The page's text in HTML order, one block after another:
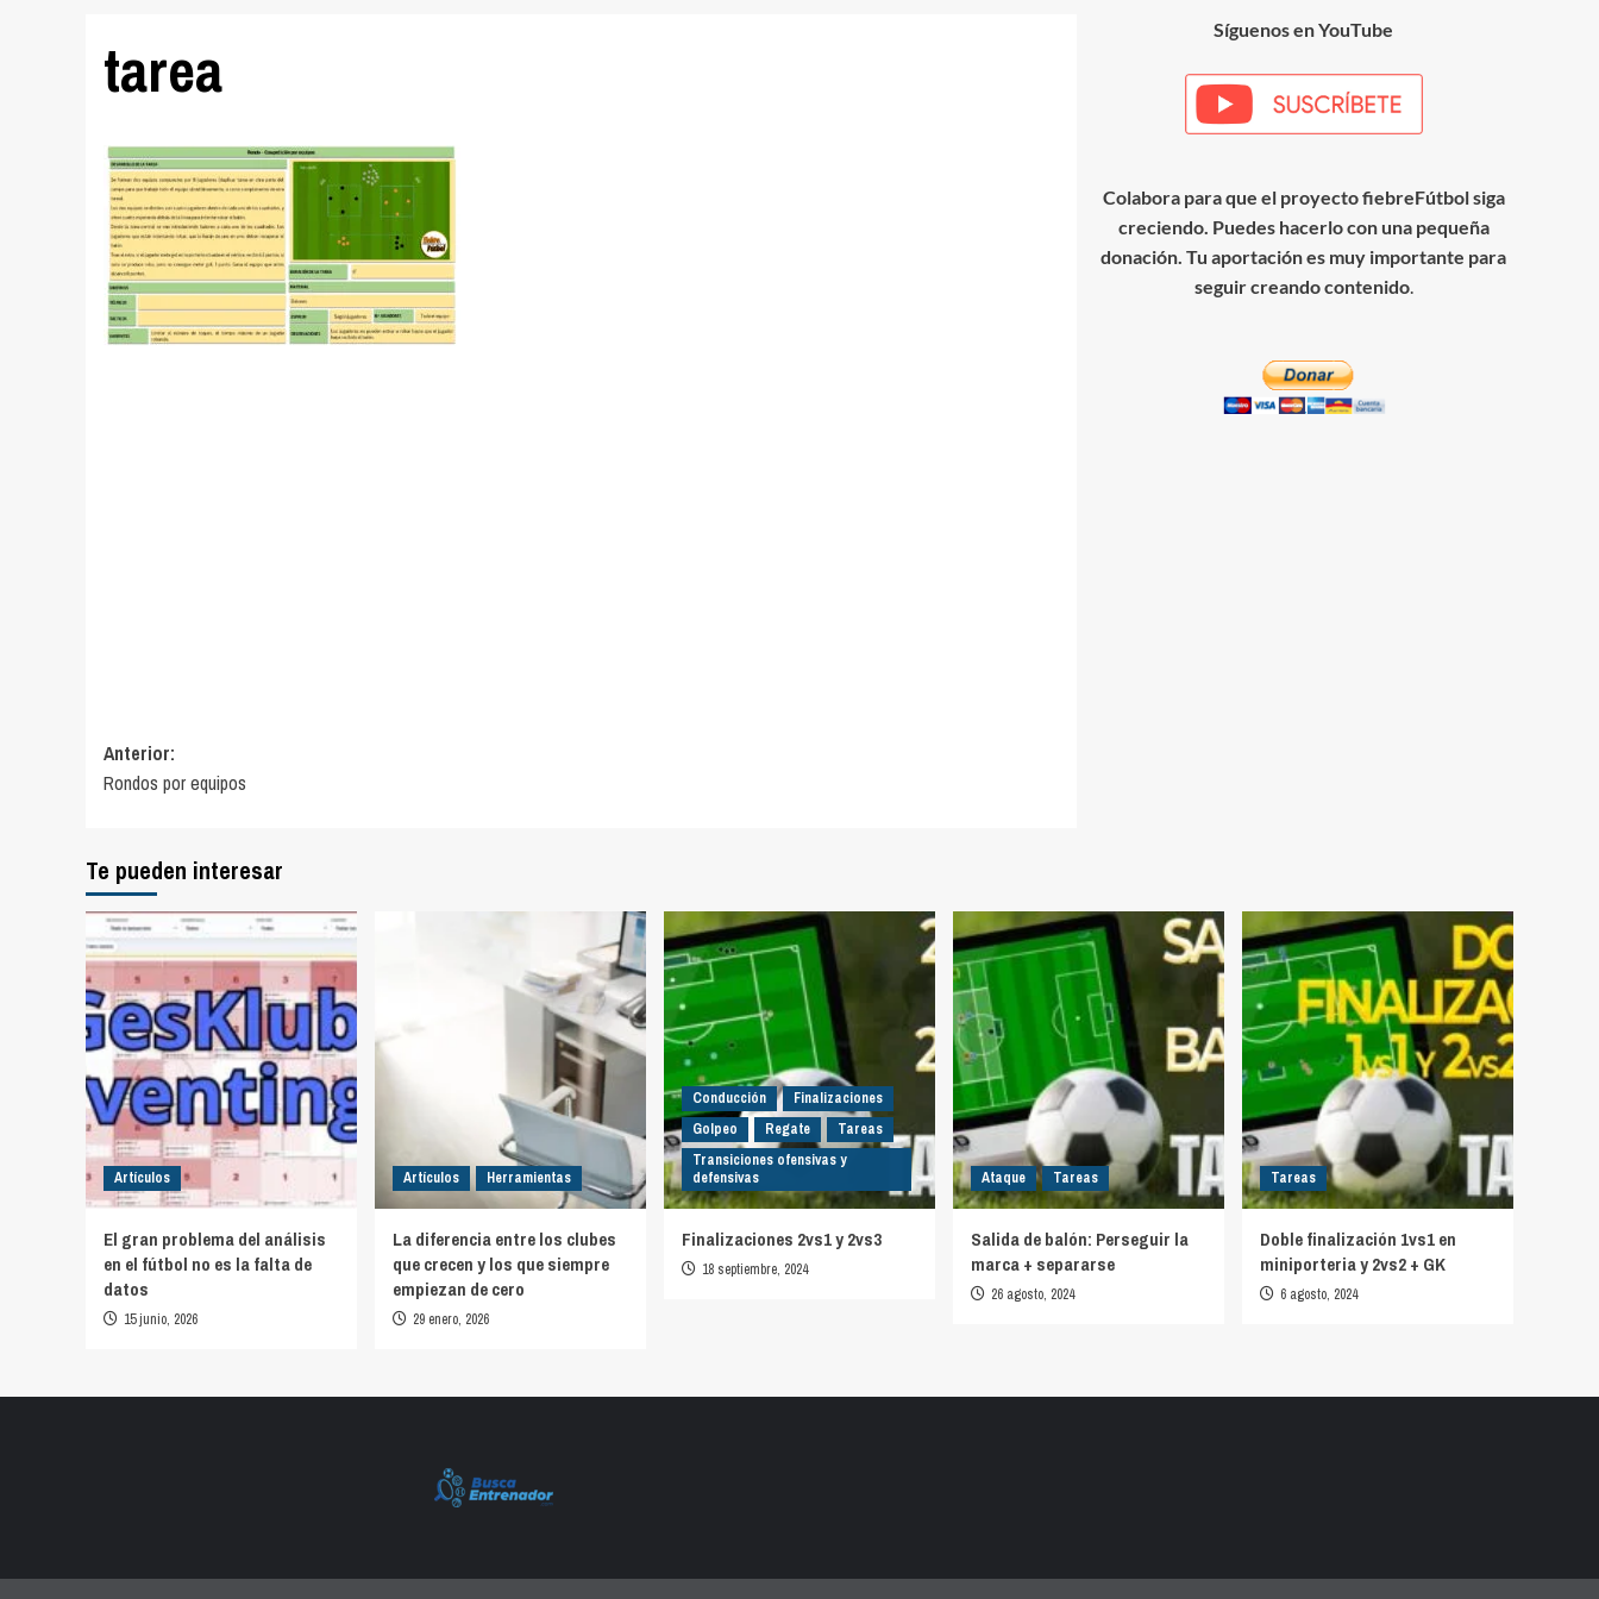
tarea
Navegación
de
Anterior:
Rondos por equipos
Síguenos en YouTube
Colabora para que el proyecto fiebreFútbol siga
creciendo. Puedes hacerlo con una pequeña
donación. Tu aportación es muy importante para
seguir creando contenido.
Te pueden interesar
Artículos
El gran problema del análisis
en el fútbol no es la falta de
datos
15 junio, 2026
Artículos Herramientas
La diferencia entre los clubes
que crecen y los que siempre
empiezan de cero
29 enero, 2026
Conducción
Finalizaciones
Golpeo
Regate
Tareas
Transiciones ofensivas y
defensivas
Finalizaciones 2vs1 y 2vs3
18 septiembre, 2024
Ataque Tareas
Salida de balón: Perseguir la
marca + separarse
26 agosto, 2024
Tareas
Doble finalización 1vs1 en
miniporteria y 2vs2 + GK
6 agosto, 2024